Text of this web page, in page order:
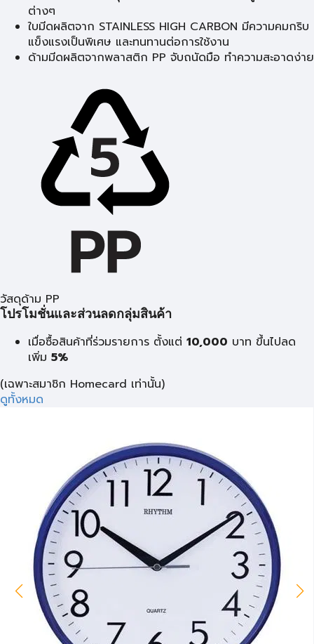
ต่างๆ
ใบมีดผลิตจาก STAINLESS HIGH CARBON มีความคมกริบ
แข็งแรงเป็นพิเศษ และทนทานต่อการใช้งาน
ด้ามมีดผลิตจากพลาสติก PP จับถนัดมือ ทำความสะอาดง่าย
วัสดุด้าม PP
โปรโมชั่นและส่วนลดกลุ่มสินค้า
เมื่อซื้อสินค้าที่ร่วมรายการ ตั้งแต่ 10,000 บาท ขึ้นไปลด
เพิ่ม 5%
(เฉพาะสมาชิก Homecard เท่านั้น)
ดูทั้งหมด